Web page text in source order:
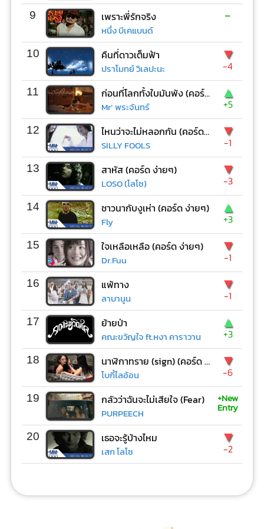
9 เพราะพี่รักจริง
หนึ่ง บีเคแบนด์
-
10 คืนที่ดาวเต็มฟ้า
ปราโมทย์ วิเลปะนะ
▼
-4
11 ก่อนที่โลกทั้งใบมันพัง (คอร์ด ง่ายๆ)
Mr’ พระจันทร์
▲
+5
12 ไหนว่าจะไม่หลอกกัน (คอร์ด ง่ายๆ)
SILLY FOOLS
▼
-1
13 สาหัส (คอร์ด ง่ายๆ)
LOSO (โลโซ)
▼
-3
14 ชาวนากับงูเห่า (คอร์ด ง่ายๆ)
Fly
▲
+3
15 ใจเหลือเหลือ (คอร์ด ง่ายๆ)
Dr.Fuu
▼
-1
16 แพ้ทาง
ลาบานูน
▼
-1
17 ย้ายป่า
คณะขวัญใจ ft.หงา คาราวาน
▲
+3
18 นาฬิกาทราย (sign) (คอร์ด ง่ายๆ)
โบกี้ไลอ้อน
▼
-6
19 กลัวว่าฉันจะไม่เสียใจ (Fear)
PURPEECH
+New
Entry
20 เธอจะรู้บ้างไหม
เสก โลโซ
▼
-2